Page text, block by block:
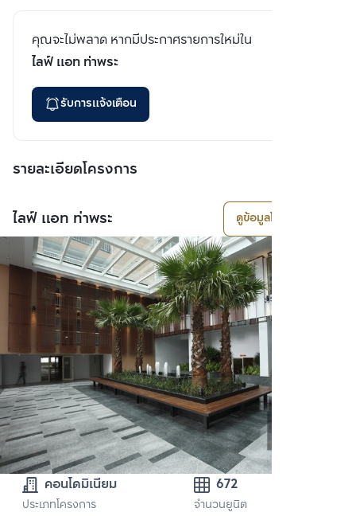
คุณจะไม่พลาด หากมีประกาศรายการใหม่ใน
ไลฟ์ แอท ท่าพระ
รับการแจ้งเตือน
รายละเอียดโครงการ
ไลฟ์ แอท ท่าพระ ดูข้อมูลโครงการ
คอนโดมิเนียม
ประเภทโครงการ
672
จำนวนยูนิต